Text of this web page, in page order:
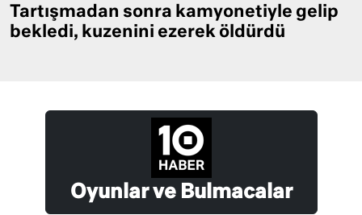
Tartışmadan sonra kamyonetiyle gelip
bekledi, kuzenini ezerek öldürdü
Oyunlar ve Bulmacalar